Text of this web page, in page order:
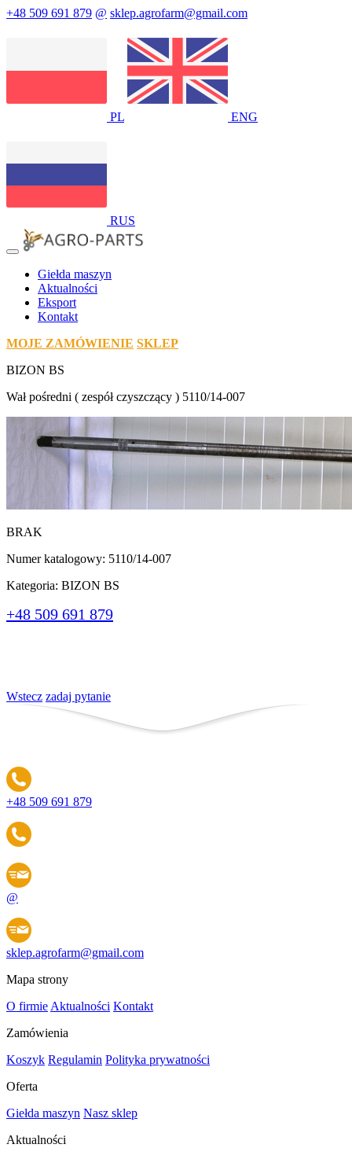
+48 509 691 879 @ sklep.agrofarm@gmail.com
PL ENG
RUS
Giełda maszyn
Aktualności
Eksport
Kontakt
MOJE ZAMÓWIENIE SKLEP
BIZON BS
Wał pośredni ( zespół czyszczący ) 5110/14-007
BRAK
Numer katalogowy: 5110/14-007
Kategoria: BIZON BS
+48 509 691 879
Wstecz zadaj pytanie
+48 509 691 879
@
sklep.agrofarm@gmail.com
Mapa strony
O firmie Aktualności Kontakt
Zamówienia
Koszyk Regulamin Polityka prywatności
Oferta
Giełda maszyn Nasz sklep
Aktualności